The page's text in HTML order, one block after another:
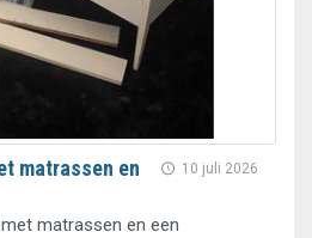
10 juli 2026
matrassen en
matrassen en een